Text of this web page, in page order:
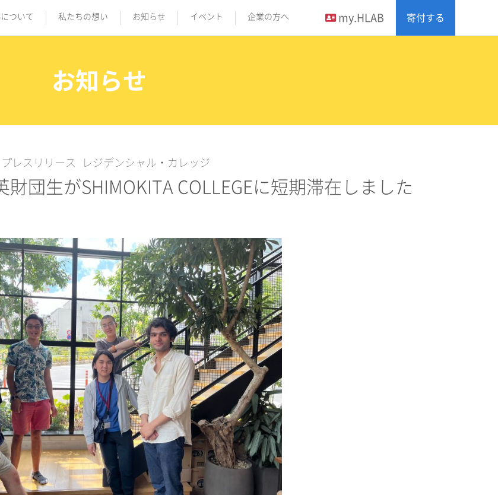
について 私たちの想い お知らせ イベント 企業の方へ my.HLAB 寄付する
お知らせ
プレスリリース レジデンシャル・カレッジ
財団生がSHIMOKITA COLLEGEに短期滞在しました